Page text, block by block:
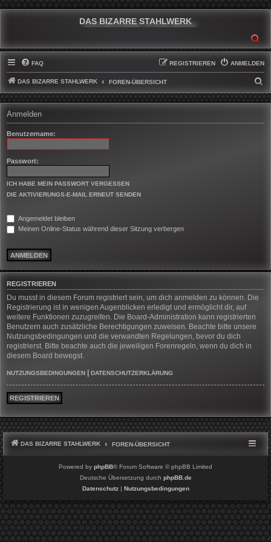
DAS BIZARRE STAHLWERK
FAQ ANMELDEN
REGISTRIEREN
DAS BIZARRE STAHLWERK FOREN-ÜBERSICHT
U
H
Anmelden
Benutzername:
Passwort:
ICH HABE MEIN PASSWORT VERGESSEN
DIE AKTIVIERUNGS-E-MAIL ERNEUT SENDEN
Angemeldet bleiben
Meinen Online-Status während dieser Sitzung verbergen
REGISTRIEREN
Du musst in diesem Forum registriert sein, um dich anmelden zu können. Die
Registrierung ist in wenigen Augenblicken erledigt und ermöglicht dir, auf
weitere Funktionen zuzugreifen. Die Board-Administration kann registrierten
Benutzern auch zusätzliche Berechtigungen zuweisen. Beachte bitte unsere
Nutzungsbedingungen und die verwandten Regelungen, bevor du dich
registrierst. Bitte beachte auch die jeweiligen Forenregeln, wenn du dich in
diesem Board bewegst.
NUTZUNGSBEDINGUNGEN DATENSCHUTZERKLÄRUNG
REGISTRIEREN
DAS BIZARRE STAHLWERK FOREN-ÜBERSICHT
Powered by phpBB® Forum Software © phpBB Limited
Deutsche Übersetzung durch phpBB.de
Datenschutz| Nutzungsbedingungen